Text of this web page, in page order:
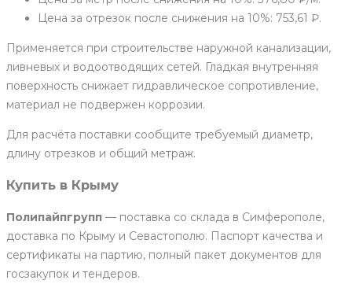
Цена за отрезок после снижения на 10%: 753,61 ₽.
Применяется при строительстве наружной канализации,
ливневых и водоотводящих сетей. Гладкая внутренняя
поверхность снижает гидравлическое сопротивление,
материал не подвержен коррозии.
Для расчёта поставки сообщите требуемый диаметр,
длину отрезков и общий метраж.
Купить в Крыму
Полипайпгрупп — поставка со склада в Симферополе,
доставка по Крыму и Севастополю. Паспорт качества и
сертификаты на партию, полный пакет документов для
госзакупок и тендеров.